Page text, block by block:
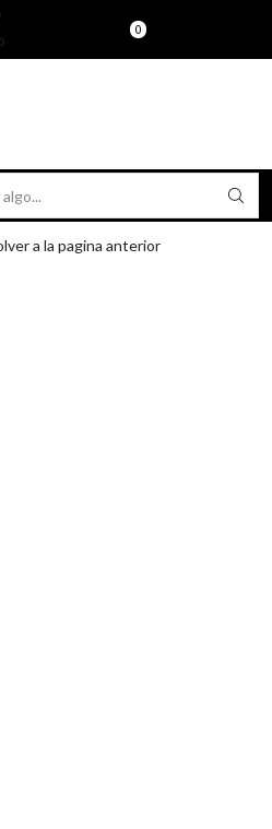
0
input
a la pagina anterior